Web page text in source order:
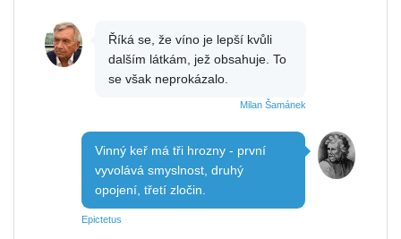
Říká se, že víno je lepší kvůli
dalším látkám, jež obsahuje. To
se však neprokázalo.
Milan Šamánek
Vinný keř má tři hrozny - první
vyvolává smyslnost, druhý
opojení, třetí zločin.
Epictetus